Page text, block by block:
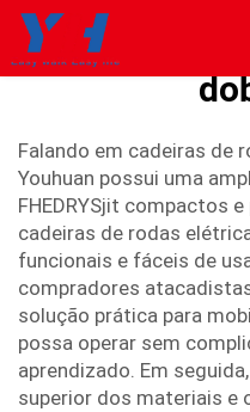
cadeira
Falando em cadeiras de
Youhuan possui uma
FHEDRYSjit compactos
cadeiras de rodas
funcionais e fáceis de
compradores
solução prática para
possa operar sem
aprendizado. Em
superior dos materiais e